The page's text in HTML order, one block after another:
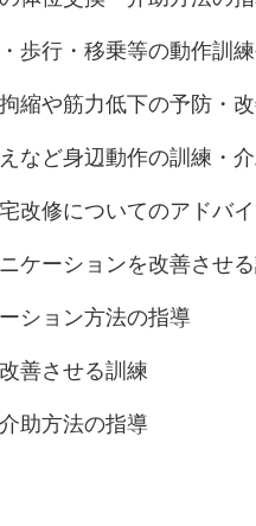
歩行・移乗等の動作訓
縮や筋力低下の予防・
など身辺動作の訓練・
改修についてのアドバ
ケーションを改善させ
ション方法の指導
善させる訓練
助方法の指導